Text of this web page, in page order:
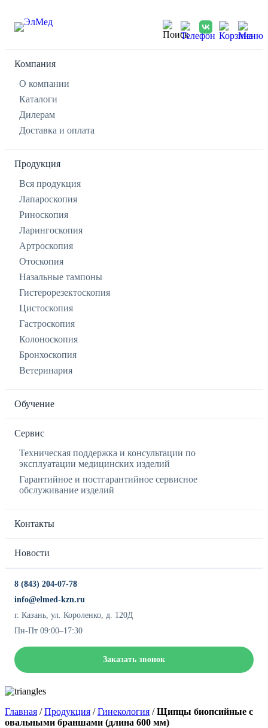
Компания
О компании
Каталоги
Дилерам
Доставка и оплата
Продукция
Вся продукция
Лапароскопия
Риноскопия
Ларингоскопия
Артроскопия
Отоскопия
Назальные тампоны
Гистерорезектоскопия
Цистоскопия
Гастроскопия
Колоноскопия
Бронхоскопия
Ветеринария
Обучение
Сервис
Техническая поддержка и консультации по
эксплуатации медицинских изделий
Гарантийное и постгарантийное сервисное
обслуживание изделий
Контакты
Новости
8 (843) 204-07-78
info@elmed-kzn.ru
г. Казань, ул. Короленко, д. 120Д
Пн-Пт 09:00–17:30
Заказать звонок
Главная /Продукция /Гинекология /Щипцы биопсийные с
овальными браншами (длина 600 мм)